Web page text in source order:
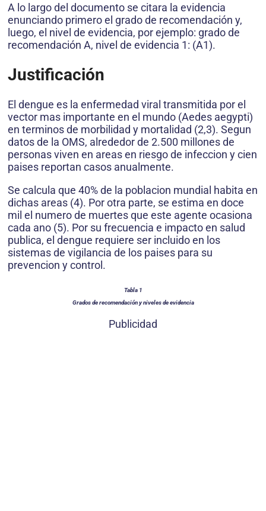
A lo largo del documento se citara la evidencia
enunciando primero el grado de recomendación y,
luego, el nivel de evidencia, por ejemplo: grado de
recomendación A, nivel de evidencia 1: (A1).
Justificación
El dengue es la enfermedad viral transmitida por el
vector mas importante en el mundo (Aedes aegypti)
en terminos de morbilidad y mortalidad (2,3). Segun
datos de la OMS, alrededor de 2.500 millones de
personas viven en areas en riesgo de infeccion y cien
paises reportan casos anualmente.
Se calcula que 40% de la poblacion mundial habita en
dichas areas (4). Por otra parte, se estima en doce
mil el numero de muertes que este agente ocasiona
cada ano (5). Por su frecuencia e impacto en salud
publica, el dengue requiere ser incluido en los
sistemas de vigilancia de los paises para su
prevencion y control.
Tabla 1
Grados de recomendación y niveles de evidencia
Publicidad